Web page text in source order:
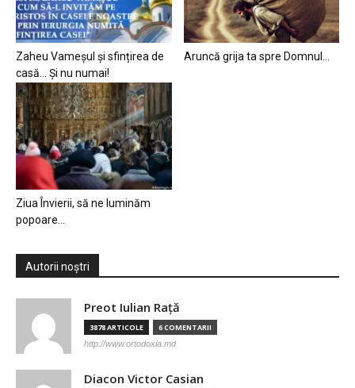
Zaheu Vameșul și sfințirea de
casă… Și nu numai!
Aruncă grija ta spre Domnul…
Ziua Învierii, să ne luminăm
popoare…
Autorii noștri
Preot Iulian Raţă
3878 ARTICOLE 6 COMENTARII
http://www.ortodoxia.md
Diacon Victor Casian